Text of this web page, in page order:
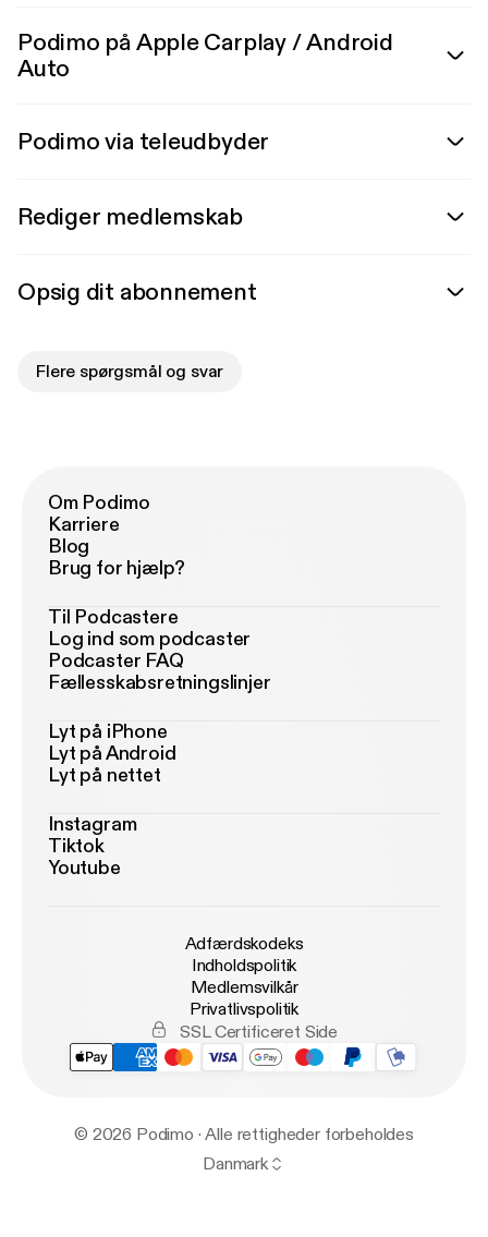
Podimo på Apple Carplay / Android
Auto
Podimo via teleudbyder
Rediger medlemskab
Opsig dit abonnement
Flere spørgsmål og svar
Om Podimo
Karriere
Blog
Brug for hjælp?
Til Podcastere
Log ind som podcaster
Podcaster FAQ
Fællesskabsretningslinjer
Lyt på iPhone
Lyt på Android
Lyt på nettet
Instagram
Tiktok
Youtube
Adfærdskodeks
Indholdspolitik
Medlemsvilkår
Privatlivspolitik
SSL Certificeret Side
© 2026 Podimo · Alle rettigheder forbeholdes
Danmark